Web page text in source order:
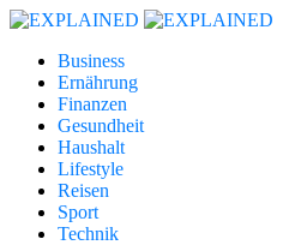
Business
Ernährung
Finanzen
Gesundheit
Haushalt
Lifestyle
Reisen
Sport
Technik